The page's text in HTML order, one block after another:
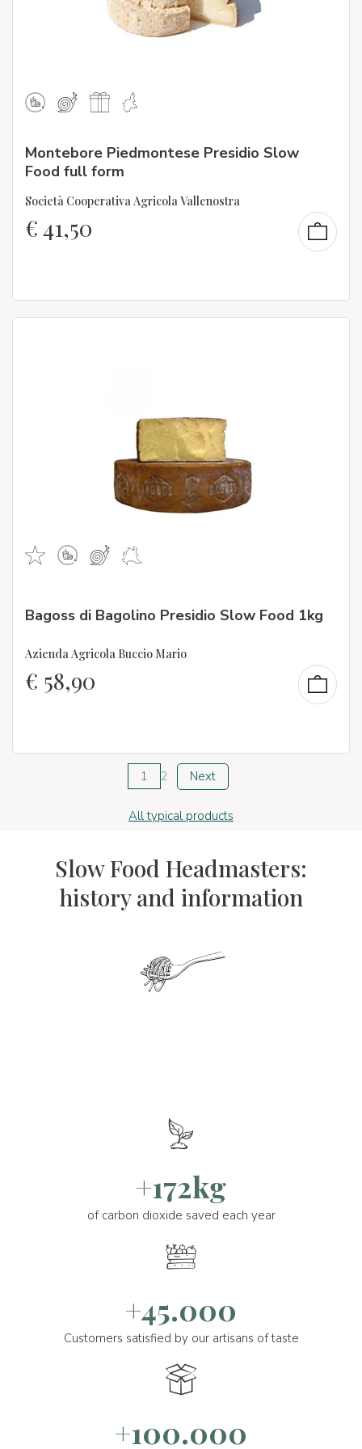
Montebore Piedmontese Presidio Slow
Food full form
Società Cooperativa Agricola Vallenostra
€41,50
Bagoss di Bagolino Presidio Slow Food 1kg
Azienda Agricola Buccio Mario
€ 58,90
1 2 Next
All typical products
Slow Food Headmasters:
history and information
+172kg
of carbon dioxide saved each year
+45.000
Customers satisfied by our artisans of taste
+100.000